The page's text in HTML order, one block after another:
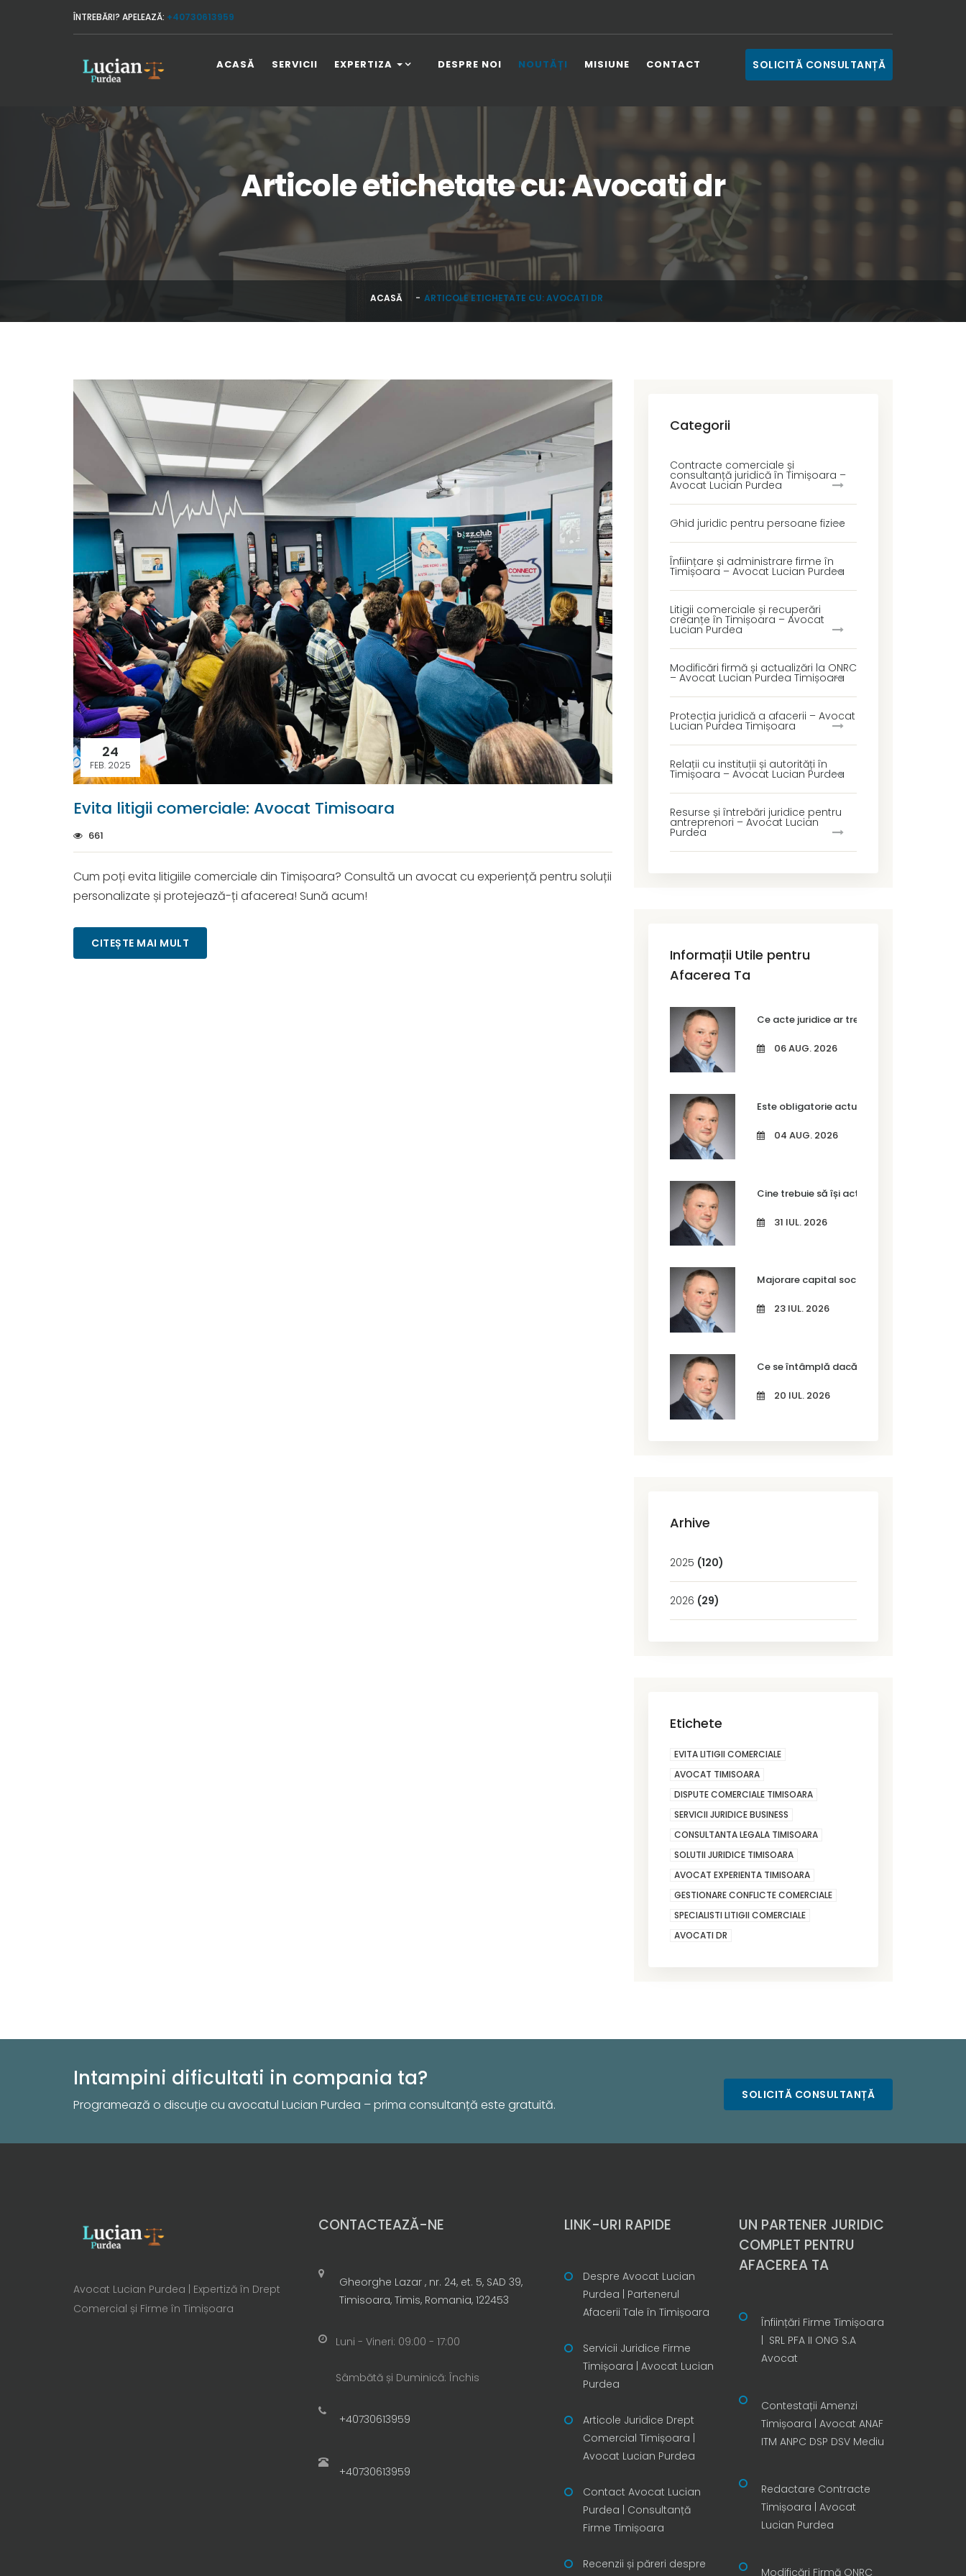
ÎNTREBĂRI? APELEAZĂ: +40730613959
ACASĂ SERVICII EXPERTIZA DESPRE NOI NOUTĂȚI MISIUNE CONTACT SOLICITĂ CONSULTANȚĂ
Articole etichetate cu: Avocati dr
ACASĂ ARTICOLE ETICHETATE CU: AVOCATI DR
24
FEB. 2025
Evita litigii comerciale: Avocat Timisoara
661
Cum poți evita litigiile comerciale din Timișoara? Consultă un avocat cu experiență pentru soluții
personalizate și protejează-ți afacerea! Sună acum!
CITEȘTE MAI MULT
Categorii
Contracte comerciale și
consultanță juridică în Timișoara –
Avocat Lucian Purdea
Ghid juridic pentru persoane fizice
Înființare și administrare firme în
Timișoara – Avocat Lucian Purdea
Litigii comerciale și recuperări
creanțe în Timișoara – Avocat
Lucian Purdea
Modificări firmă și actualizări la ONRC
– Avocat Lucian Purdea Timișoara
Protecția juridică a afacerii – Avocat
Lucian Purdea Timișoara
Relații cu instituții și autorități în
Timișoara – Avocat Lucian Purdea
Resurse și întrebări juridice pentru
antreprenori – Avocat Lucian
Purdea
Informații Utile pentru
Afacerea Ta
Ce acte juridice ar trebui să revizuiești
06 AUG. 2026
Este obligatorie actualizarea codurilor
04 AUG. 2026
Cine trebuie să își actualizeze codurile
31 IUL. 2026
Majorare capital social SRL în Timișoara –
23 IUL. 2026
Ce se întâmplă dacă nu actualizezi codurile
20 IUL. 2026
Arhive
2025 (120)
2026 (29)
Etichete
EVITA LITIGII COMERCIALE
AVOCAT TIMISOARA
DISPUTE COMERCIALE TIMISOARA
SERVICII JURIDICE BUSINESS
CONSULTANTA LEGALA TIMISOARA
SOLUTII JURIDICE TIMISOARA
AVOCAT EXPERIENTA TIMISOARA
GESTIONARE CONFLICTE COMERCIALE
SPECIALISTI LITIGII COMERCIALE
AVOCATI DR
Intampini dificultati in compania ta?
Programează o discuție cu avocatul Lucian Purdea – prima consultanță este gratuită.
SOLICITĂ CONSULTANȚĂ
Avocat Lucian Purdea | Expertiză în Drept
Comercial și Firme în Timișoara
CONTACTEAZĂ-NE
Gheorghe Lazar , nr. 24, et. 5, SAD 39,
Timisoara, Timis, Romania, 122453
Luni - Vineri: 09:00 - 17:00
Sâmbătă și Duminică: Închis
+40730613959
+40730613959
LINK-URI RAPIDE
Despre Avocat Lucian
Purdea | Partenerul
Afacerii Tale în Timișoara
Servicii Juridice Firme
Timișoara | Avocat Lucian
Purdea
Articole Juridice Drept
Comercial Timișoara |
Avocat Lucian Purdea
Contact Avocat Lucian
Purdea | Consultanță
Firme Timișoara
Recenzii și păreri despre
UN PARTENER JURIDIC
COMPLET PENTRU
AFACEREA TA
Înființări Firme Timișoara
| SRL PFA II ONG S.A
Avocat
Contestații Amenzi
Timișoara | Avocat ANAF
ITM ANPC DSP DSV Mediu
Redactare Contracte
Timișoara | Avocat
Lucian Purdea
Modificări Firmă ONRC